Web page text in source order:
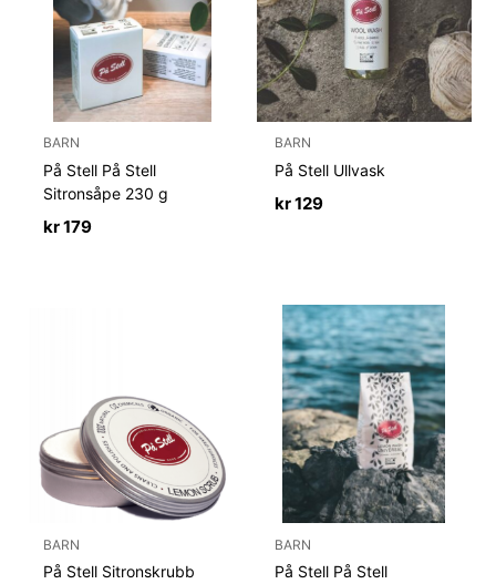
BARN
På Stell På Stell
Sitronsåpe 230 g
kr179
BARN
På Stell Ullvask
kr129
BARN
På Stell Sitronskrubb
BARN
På Stell På Stell